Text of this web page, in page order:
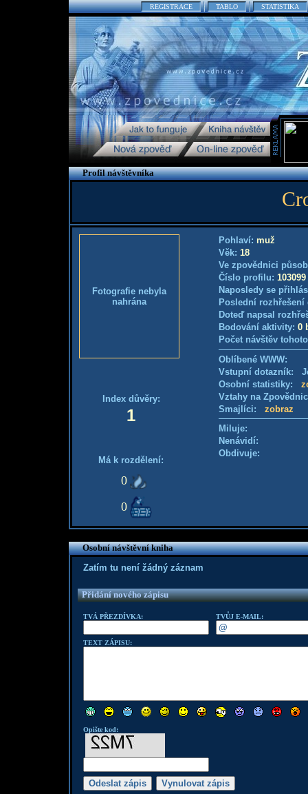
REGISTRACE TABLO STATISTIKA
Profil návštěvníka
Fotografie nebyla
nahrána
Index důvěry:
1
Má k rozdělení:
0
0
Pohlaví: muž
Věk: 18
Ve zpovědnici
Číslo profilu: 103099
Naposledy se
Poslední
Doteď napsal
Bodování aktivity: 0
Počet návštěv
Oblíbené WWW:
Vstupní dotazník:
Osobní statistiky:
Vztahy na
Smajlíci: zobraz
Miluje:
Nenávidí:
Obdivuje:
Osobní návštěvní kniha
Zatím tu není žádný záznam
Přidání nového zápisu
TVÁ PŘEZDÍVKA: TVŮJ E-MAIL:
TEXT ZÁPISU:
Opište kod: